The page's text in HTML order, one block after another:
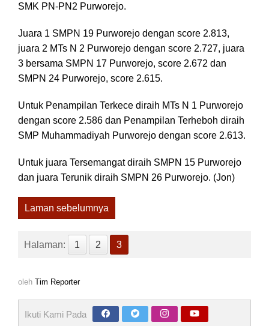
SMK PN-PN2 Purworejo.
Juara 1 SMPN 19 Purworejo dengan score 2.813,
juara 2 MTs N 2 Purworejo dengan score 2.727, juara
3 bersama SMPN 17 Purworejo, score 2.672 dan
SMPN 24 Purworejo, score 2.615.
Untuk Penampilan Terkece diraih MTs N 1 Purworejo
dengan score 2.586 dan Penampilan Terheboh diraih
SMP Muhammadiyah Purworejo dengan score 2.613.
Untuk juara Tersemangat diraih SMPN 15 Purworejo
dan juara Terunik diraih SMPN 26 Purworejo. (Jon)
Laman sebelumnya
Halaman: 1 2 3
oleh Tim Reporter
Ikuti Kami Pada